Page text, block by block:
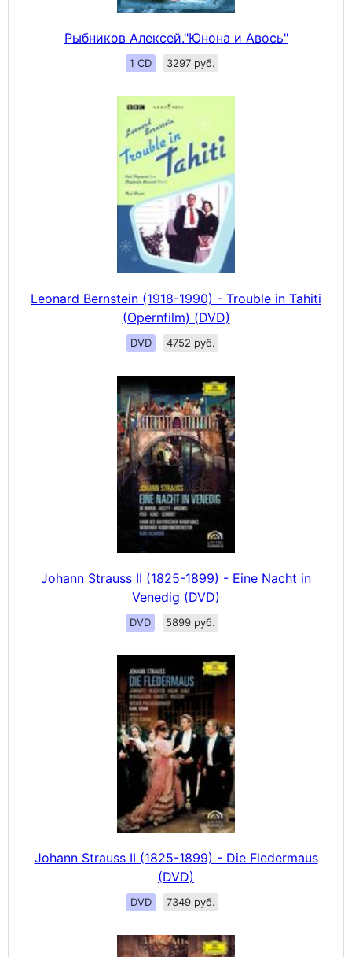
Рыбников Алексей."Юнона и Авось"
1 CD 3297 руб.
Leonard Bernstein (1918-1990) - Trouble in Tahiti
(Opernfilm) (DVD)
DVD 4752 руб.
Johann Strauss II (1825-1899) - Eine Nacht in
Venedig (DVD)
DVD 5899 руб.
Johann Strauss II (1825-1899) - Die Fledermaus
(DVD)
DVD 7349 руб.